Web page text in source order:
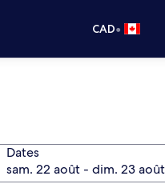
CAD•
Dates